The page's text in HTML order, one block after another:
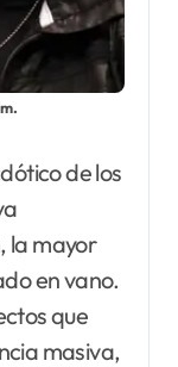
de los
la mayor
en vano.
que
masiva,